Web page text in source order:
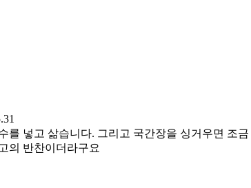
를 넣고 삶습니다. 그리고 국간장을 싱거우면 조
의 반찬이더라구요